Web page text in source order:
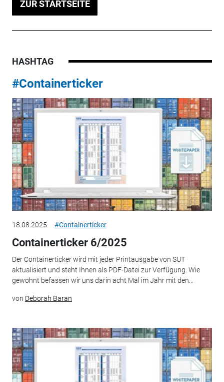
ZUR STARTSEITE
HASHTAG
#Containerticker
18.08.2025 #Containerticker
Containerticker 6/2025
Der Containerticker wird mit jeder Printausgabe von SUT
aktualisiert und steht Ihnen als PDF-Datei zur Verfügung. Wie
gewohnt befassen wir uns darin acht Mal im Jahr mit den...
von Deborah Baran